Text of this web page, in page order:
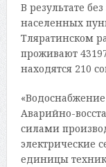
В результате
населенных
Тляратинском
проживают
находятся 210
Аварийно-
силами
электрические
единицы